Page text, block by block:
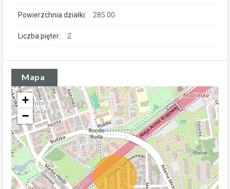
Powierzchnia działki: 285.00
Liczba pięter: 2
Mapa
+
−